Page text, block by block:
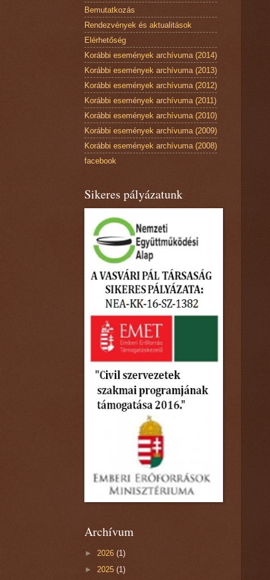
Bemutatkozás
Rendezvények és aktualitások
Elérhetőség
Korábbi események archívuma (2014)
Korábbi események archívuma (2013)
Korábbi események archívuma (2012)
Korábbi események archívuma (2011)
Korábbi események archívuma (2010)
Korábbi események archívuma (2009)
Korábbi események archívuma (2008)
facebook
Sikeres pályázatunk
Archívum
► 2026 (1)
► 2025 (1)